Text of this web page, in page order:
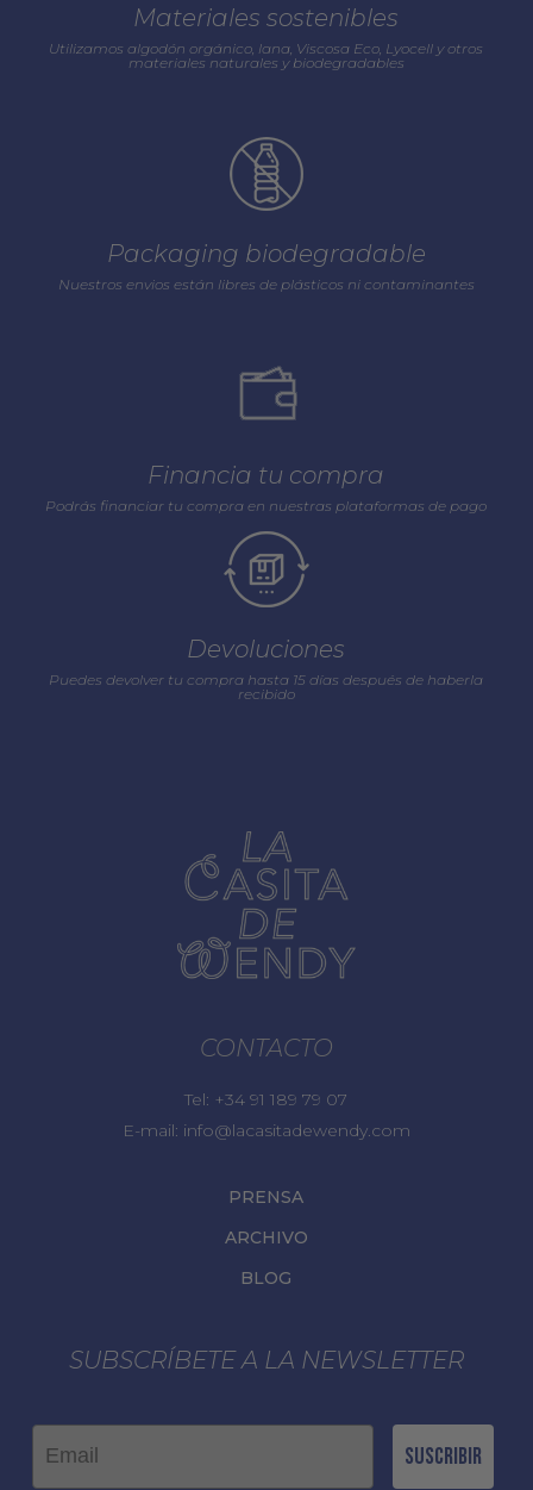
Materiales sostenibles
Utilizamos algodón orgánico, lana, Viscosa Eco, Lyocell y otros
materiales naturales y biodegradables
Packaging biodegradable
Nuestros envios están libres de plásticos ni contaminantes
Financia tu compra
Podrás financiar tu compra en nuestras plataformas de pago
Devoluciones
Puedes devolver tu compra hasta 15 días después de haberla
recibido
CONTACTO
Tel: +34 91 189 79 07
E-mail: info@lacasitadewendy.com
PRENSA
ARCHIVO
BLOG
SUBSCRÍBETE A LA NEWSLETTER
Email
Suscribir